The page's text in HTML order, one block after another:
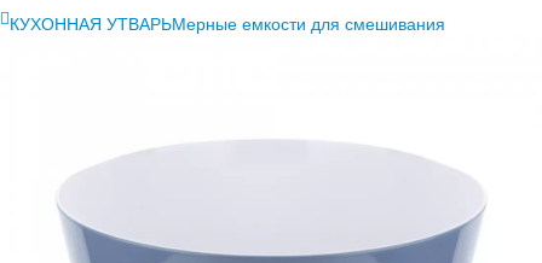
КУХОННАЯ УТВАРЬМерные емкости для смешивания